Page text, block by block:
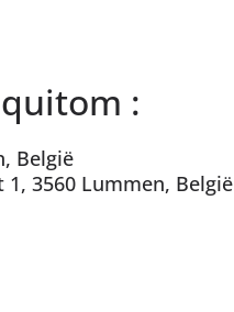
:
België
3560 Lummen, België